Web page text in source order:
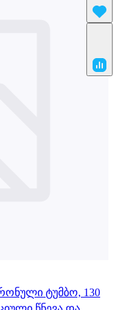
ტუმბო, 130